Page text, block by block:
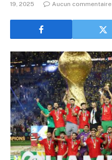
19, 2025
Aucun commentaire